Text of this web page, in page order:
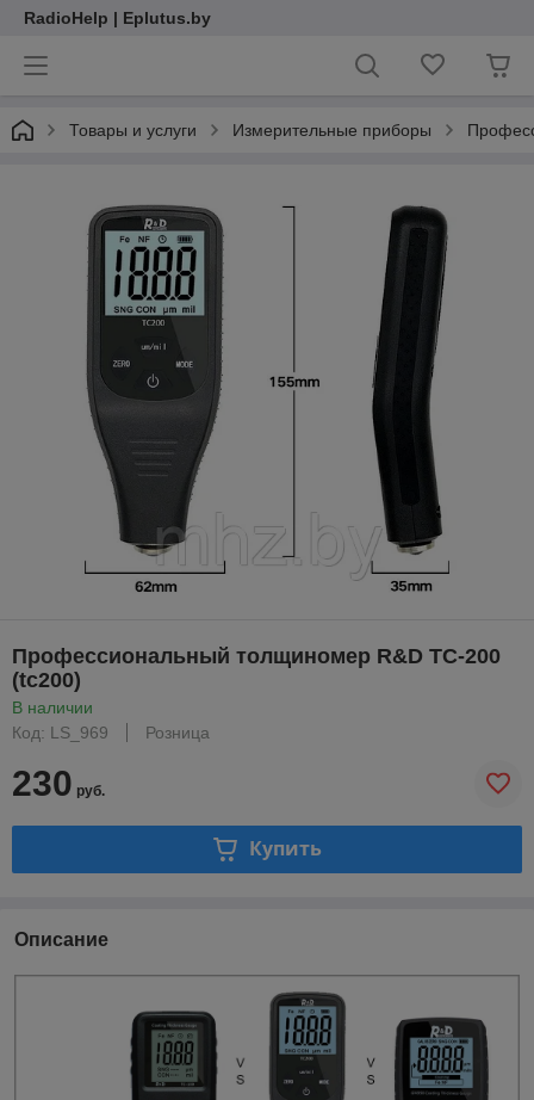
RadioHelp | Eplutus.by
Товары и услуги Измерительные приборы
Профессиональный толщиномер R&D TC-200
(tc200)
В наличии
Код: LS_969
Розница
230 руб.
Купить
Описание